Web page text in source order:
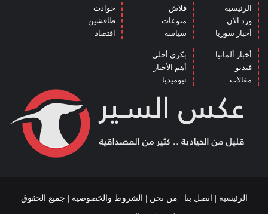
الرئيسية
ورد الآن
أخبار سوريا
فلاش
منوعات
سياسة
حوادث
طافشين
اقتصاد
أخبار ألمانيا
فيديو
مقالات
بكرى أحلى
أهم الأخبار
نيوميديا
الرئيسية اتصل بنا من نحن الشروط والخصوصية | جميع الحقوق